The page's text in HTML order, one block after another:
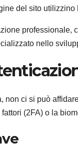
del sito utilizzino
professionale,
nello
non ci si può
(2FA) o la